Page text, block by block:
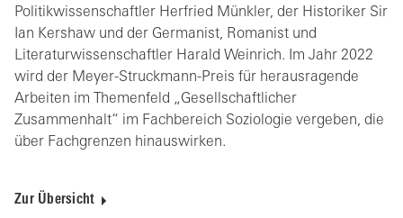
Politikwissenschaftler Herfried Münkler, der Historiker Sir
Ian Kershaw und der Germanist, Romanist und
Literaturwissenschaftler Harald Weinrich. Im Jahr 2022
wird der Meyer-Struckmann-Preis für herausragende
Arbeiten im Themenfeld „Gesellschaftlicher
Zusammenhalt“ im Fachbereich Soziologie vergeben, die
über Fachgrenzen hinauswirken.
Zur Übersicht